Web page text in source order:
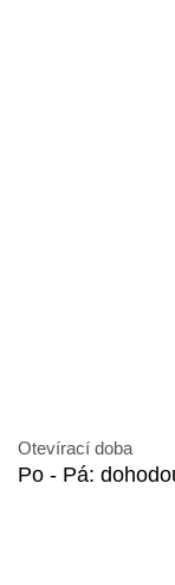
Otevírací doba
Po - Pá: